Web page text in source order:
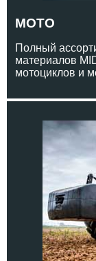
МОТО
Полный
материалов
мотоциклов и